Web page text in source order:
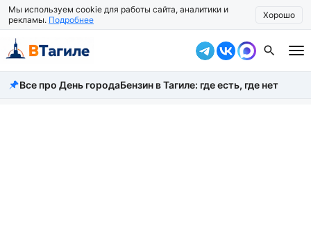
Мы используем cookie для работы сайта, аналитики и
рекламы. Подробнее Хорошо
Все новости
Все про День городаБензин в Тагиле: где есть, где нет